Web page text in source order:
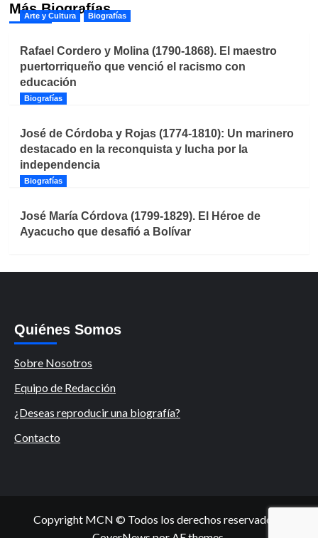
Más Biografías
Arte y Cultura Biografías
Rafael Cordero y Molina (1790-1868). El maestro
puertorriqueño que venció el racismo con
educación
Biografías
José de Córdoba y Rojas (1774-1810): Un marinero
destacado en la reconquista y lucha por la
independencia
Biografías
José María Córdova (1799-1829). El Héroe de
Ayacucho que desafió a Bolívar
Quiénes Somos
Sobre Nosotros
Equipo de Redacción
¿Deseas reproducir una biografía?
Contacto
Copyright MCN © Todos los derechos reservados.